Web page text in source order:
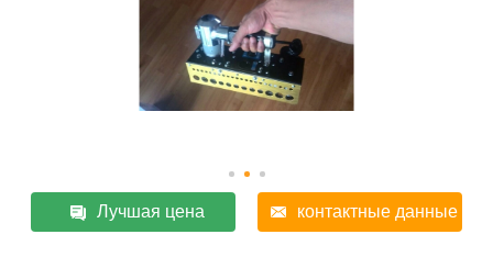
Лучшая цена контактные данные